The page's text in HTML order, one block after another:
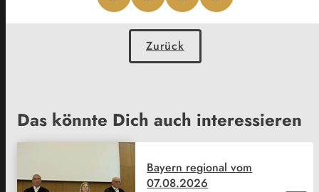
Zurück
Das könnte Dich auch interessieren
Bayern regional vom
07.08.2026